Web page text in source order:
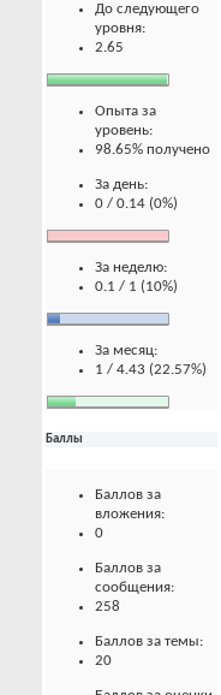
До следующего
уровня:
2.65
Опыта за
уровень:
98.65% получено
За день:
0 / 0.14 (0%)
За неделю:
0.1 / 1 (10%)
За месяц:
1 / 4.43 (22.57%)
Баллы
Баллов за
вложения:
0
Баллов за
сообщения:
258
Баллов за темы:
20